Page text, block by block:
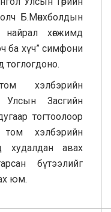
Б.Мөнхболдын
хөгжимд
ба хүч” симфони
тоглогдоно.
хэлбэрийн
Улсын Засгийн
тогтоолоор
том хэлбэрийн
худалдан авах
бүтээлийг
юм.